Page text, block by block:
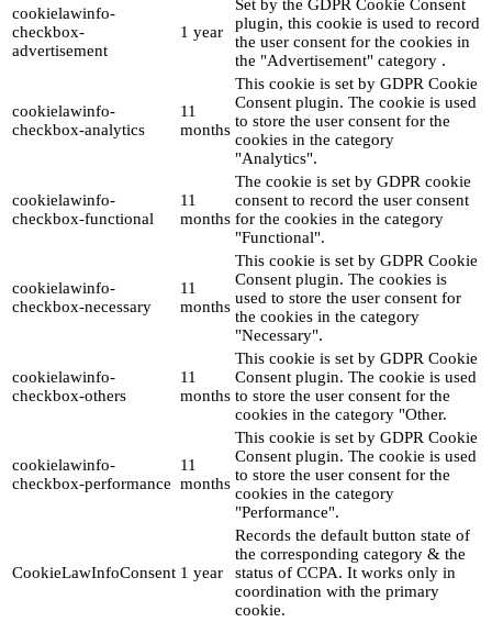
cookielawinfo-
checkbox-
advertisement
1 year
Set by the GDPR Cookie Consent
plugin, this cookie is used to record
the user consent for the cookies in
the "Advertisement" category .
cookielawinfo-
checkbox-analytics
11
months
This cookie is set by GDPR Cookie
Consent plugin. The cookie is used
to store the user consent for the
cookies in the category
"Analytics".
cookielawinfo-
checkbox-functional
11
months
The cookie is set by GDPR cookie
consent to record the user consent
for the cookies in the category
"Functional".
cookielawinfo-
checkbox-necessary
11
months
This cookie is set by GDPR Cookie
Consent plugin. The cookies is
used to store the user consent for
the cookies in the category
"Necessary".
cookielawinfo-
checkbox-others
11
months
This cookie is set by GDPR Cookie
Consent plugin. The cookie is used
to store the user consent for the
cookies in the category "Other.
cookielawinfo-
checkbox-performance
11
months
This cookie is set by GDPR Cookie
Consent plugin. The cookie is used
to store the user consent for the
cookies in the category
"Performance".
CookieLawInfoConsent 1 year
Records the default button state of
the corresponding category & the
status of CCPA. It works only in
coordination with the primary
cookie.